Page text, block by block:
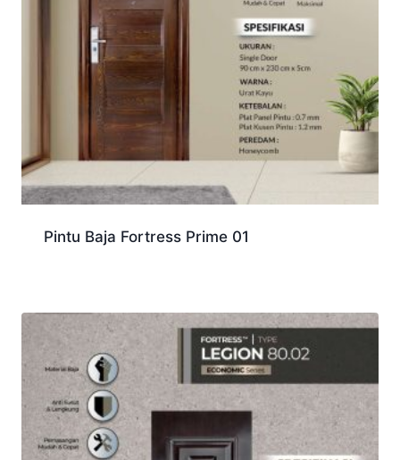
Pintu Baja Fortress Prime 01